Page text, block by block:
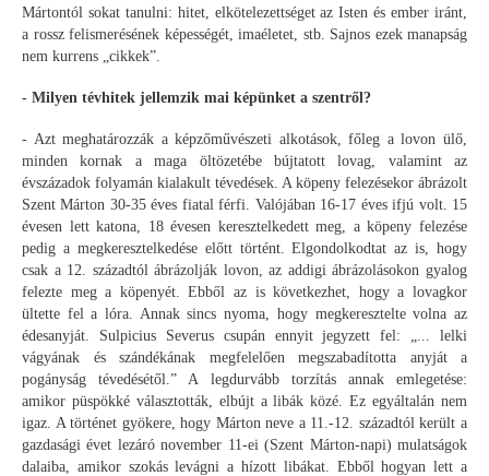
Mártontól sokat tanulni: hitet, elkötelezettséget az Isten és ember iránt,
a rossz felismerésének képességét, imaéletet, stb. Sajnos ezek manapság
nem kurrens „cikkek”.
- Milyen tévhitek jellemzik mai képünket a szentről?
- Azt meghatározzák a képzőművészeti alkotások, főleg a lovon ülő,
minden kornak a maga öltözetébe bújtatott lovag, valamint az
évszázadok folyamán kialakult tévedések. A köpeny felezésekor ábrázolt
Szent Márton 30-35 éves fiatal férfi. Valójában 16-17 éves ifjú volt. 15
évesen lett katona, 18 évesen keresztelkedett meg, a köpeny felezése
pedig a megkeresztelkedése előtt történt. Elgondolkodtat az is, hogy
csak a 12. századtól ábrázolják lovon, az addigi ábrázolásokon gyalog
felezte meg a köpenyét. Ebből az is következhet, hogy a lovagkor
ültette fel a lóra. Annak sincs nyoma, hogy megkeresztelte volna az
édesanyját. Sulpicius Severus csupán ennyit jegyzett fel: „... lelki
vágyának és szándékának megfelelően megszabadította anyját a
pogányság tévedésétől.” A legdurvább torzítás annak emlegetése:
amikor püspökké választották, elbújt a libák közé. Ez egyáltalán nem
igaz. A történet gyökere, hogy Márton neve a 11.-12. századtól került a
gazdasági évet lezáró november 11-ei (Szent Márton-napi) mulatságok
dalaiba, amikor szokás levágni a hízott libákat. Ebből hogyan lett a